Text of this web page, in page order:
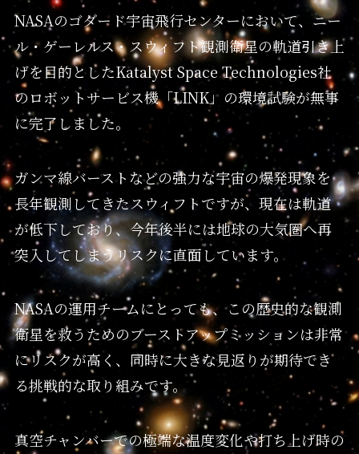
NASAのゴダード宇宙飛行センターにおいて、ニー
ル・ゲーレルス・スウィフト観測衛星の軌道引き上
げを目的としたKatalyst Space Technologies社
のロボットサービス機「LINK」の環境試験が無事
に完了しました。
ガンマ線バーストなどの強力な宇宙の爆発現象を
長年観測してきたスウィフトですが、現在は軌道
が低下しており、今年後半には地球の大気圏へ再
突入してしまうリスクに直面しています。
NASAの運用チームにとっても、この歴史的な観測
衛星を救うためのブーストアップミッションは非常
にリスクが高く、同時に大きな見返りが期待でき
る挑戦的な取り組みです。
真空チャンバーでの極端な温度変化や打ち上げ時の